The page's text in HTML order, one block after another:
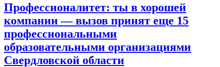
Профессионалитет: ты в хорошей
компании — вызов принят еще 15
профессиональными
образовательными организациями
Свердловской области